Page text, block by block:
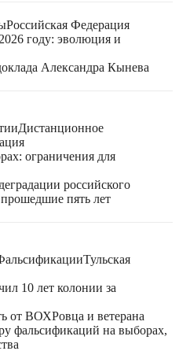
Российская Федерация
году: эволюция и
Александра Кынева
Дистанционное
ограничения для
российского
прошедшие пять лет
Тульская
10 лет колонии за
от ВОХРовца и ветерана
фальсификаций на выборах,